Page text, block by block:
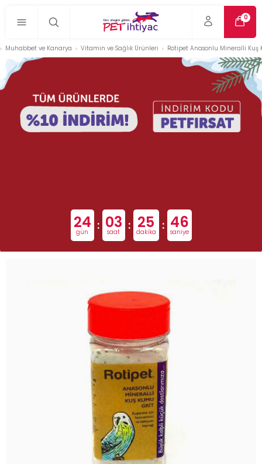
0
Muhabbet ve Kanarya Vitamin ve Sağlık Ürünleri Rotipet Anasonlu Mineralli Kuş
24
gün : 03
saat : 25
dakika : 45
saniye